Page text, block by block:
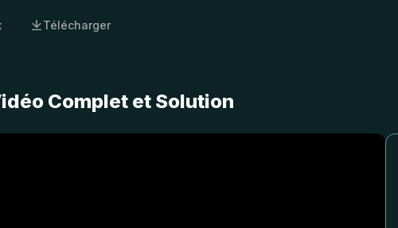
Télécharger
Complet et Solution